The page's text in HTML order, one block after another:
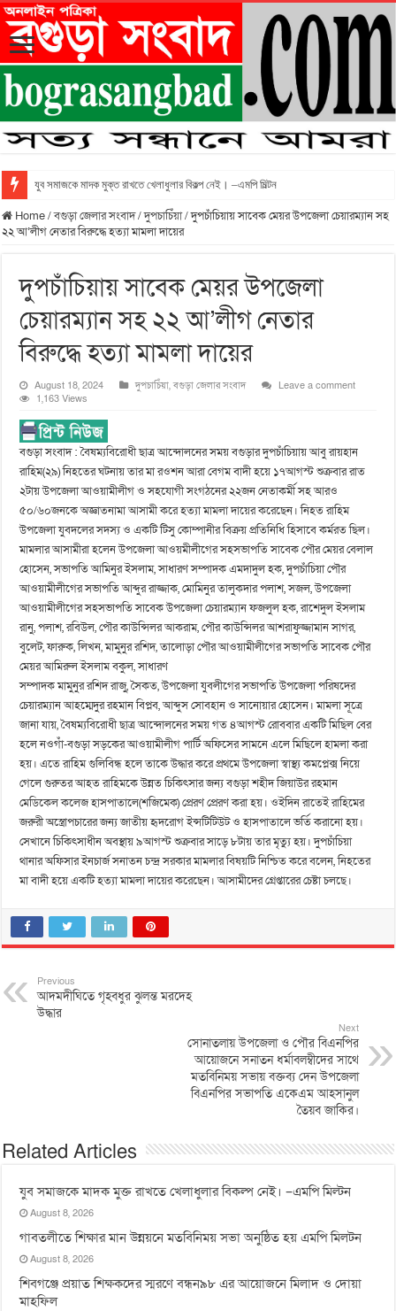
যুব সমাজকে মাদক মুক্ত রাখতে খেলাধুলার বিকল্প নেই। –এমপি মিল্টন
Home/বগুড়া জেলার সংবাদ/দুপচাচিঁয়া/দুপচাঁচিয়ায় সাবেক মেয়র উপজেলা চেয়ারম্যান সহ
২২ আ’লীগ নেতার বিরুদ্ধে হত্যা মামলা দায়ের
দুপচাঁচিয়ায় সাবেক মেয়র উপজেলা
চেয়ারম্যান সহ ২২ আ’লীগ নেতার
বিরুদ্ধে হত্যা মামলা দায়ের
August 18, 2024 দুপচাচিঁয়া,বগুড়া জেলার সংবাদ
Leave a comment
1,163 Views
বগুড়া সংবাদ : বৈষম্যবিরোধী ছাত্র আন্দোলনের সময় বগুড়ার দুপচাঁচিয়ায় আবু রায়হান
রাহিম(২৯) নিহতের ঘটনায় তার মা রওশন আরা বেগম বাদী হয়ে ১৭আগস্ট শুক্রবার রাত
২টায় উপজেলা আওয়ামীলীগ ও সহযোগী সংগঠনের ২২জন নেতাকর্মী সহ আরও
৫০/৬০জনকে অজ্ঞাতনামা আসামী করে হত্যা মামলা দায়ের করেছেন। নিহত রাহিম
উপজেলা যুবদলের সদস্য ও একটি টিসু কোম্পানীর বিক্রয় প্রতিনিধি হিসাবে কর্মরত ছিল।
মামলার আসামীরা হলেন উপজেলা আওয়মীলীগের সহসভাপতি সাবেক পৌর মেয়র বেলাল
হোসেন, সভাপতি আমিনুর ইসলাম, সাধারণ সম্পাদক এমদাদুল হক, দুপচাঁচিয়া পৌর
আওয়ামীলীগের সভাপতি আব্দুর রাজ্জাক, মোমিনুর তালুকদার পলাশ, সজল, উপজেলা
আওয়ামীলীগের সহসভাপতি সাবেক উপজেলা চেয়ারম্যান ফজলুল হক, রাশেদুল ইসলাম
রানু, পলাশ, রবিউল, পৌর কাউন্সিলর আকরাম, পৌর কাউন্সিলর আশরাফুজ্জামান সাগর,
বুলেট, ফারুক, লিখন, মামুনুর রশিদ, তালোড়া পৌর আওয়ামীলীগের সভাপতি সাবেক পৌর
মেয়র আমিরুল ইসলাম বকুল, সাধারণ
সম্পাদক মামুনুর রশিদ রাজু, সৈকত, উপজেলা যুবলীগের সভাপতি উপজেলা পরিষদের
চেয়ারম্যান আহম্মেদুর রহমান বিপ্লব, আব্দুস সোবহান ও সানোয়ার হোসেন। মামলা সূত্রে
জানা যায়, বৈষম্যবিরোধী ছাত্র আন্দোলনের সময় গত ৪আগস্ট রোববার একটি মিছিল বের
হলে নওগাঁ-বগুড়া সড়কের আওয়ামীলীগ পার্টি অফিসের সামনে এলে মিছিলে হামলা করা
হয়। এতে রাহিম গুলিবিন্ধ হলে তাকে উদ্ধার করে প্রথমে উপজেলা স্বাস্থ্য কমপ্লেক্স নিয়ে
গেলে গুরুতর আহত রাহিমকে উন্নত চিকিৎসার জন্য বগুড়া শহীদ জিয়াউর রহমান
মেডিকেল কলেজ হাসপাতালে(শজিমেক) প্রেরণ প্রেরণ করা হয়। ওইদিন রাতেই রাহিমের
জরুরী অস্ত্রোপচারের জন্য জাতীয় হৃদরোগ ইন্সটিটিউট ও হাসপাতালে ভর্তি করানো হয়।
সেখানে চিকিৎসাধীন অবস্থায় ৯আগস্ট শুক্রবার সাড়ে ৮টায় তার মৃত্যু হয়। দুপচাঁচিয়া
থানার অফিসার ইনচার্জ সনাতন চন্দ্র সরকার মামলার বিষয়টি নিশ্চিত করে বলেন, নিহতের
মা বাদী হয়ে একটি হত্যা মামলা দায়ের করেছেন। আসামীদের গ্রেপ্তারের চেষ্টা চলছে।
Previous
আদমদীঘিতে গৃহবধুর ঝুলন্ত মরদেহ
উদ্ধার
Next
সোনাতলায় উপজেলা ও পৌর বিএনপির
আয়োজনে সনাতন ধর্মাবলম্বীদের সাথে
মতবিনিময় সভায় বক্তব্য দেন উপজেলা
বিএনপির সভাপতি একেএম আহসানুল
তৈয়ব জাকির।
Related Articles
যুব সমাজকে মাদক মুক্ত রাখতে খেলাধুলার বিকল্প নেই। –এমপি মিল্টন
August 8, 2026
‎গাবতলীতে শিক্ষার মান উন্নয়নে ‎মতবিনিময় সভা অনুষ্ঠিত হয় ‎এমপি মিলটন
August 8, 2026
শিবগঞ্জে প্রয়াত শিক্ষকদের স্মরণে বন্ধন৯৮ এর আয়োজনে মিলাদ ও দোয়া
মাহফিল